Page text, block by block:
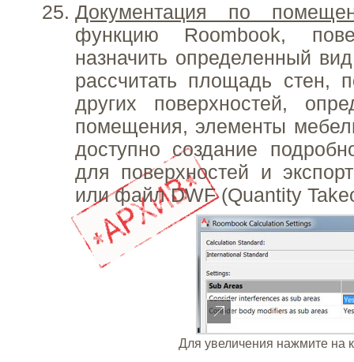
Документация по
функцию Roombook,
назначить определенный
рассчитать площадь стен,
других поверхностей,
помещения, элементы
доступно создание
для поверхностей и
или файл DWF (Quantity
Для увеличения нажмите на